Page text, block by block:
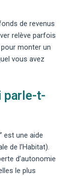
de revenus
relève parfois
monter un
vous avez
parle-t-
est une aide
de l’Habitat).
d’autonomie
le plus